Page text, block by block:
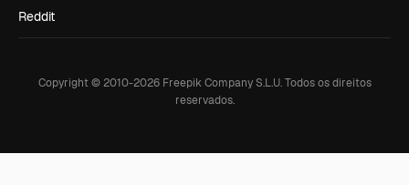
Reddit
Copyright © 2010-2026Freepik Company S.L.U. Todos os direitos
reservados.